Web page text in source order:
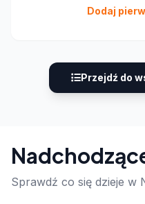
Dodaj
Przejdź do
Sprawdź co się dzieje w